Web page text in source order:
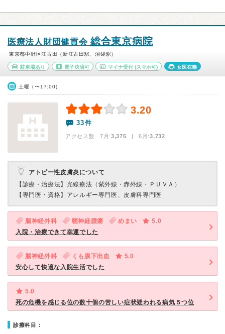
医療法人財団健貢会 総合東京病院
東京都中野区江古田（新江古田駅、沼袋駅）
駐車場あり 電子決済可 マイナ受付 (スマホ可) 女医在籍
土曜（〜17:00）
3.20
33件
アクセス数 7月:3,375 | 6月:3,732
アトピー性皮膚炎について
【診療・治療法】 光線療法（紫外線・赤外線・ＰＵＶＡ）
【専門医・資格】 アレルギー専門医、皮膚科専門医
脳神経外科 聴神経腫瘍 めまい
5.0
入院・治療できて幸運でした
脳神経外科 くも膜下出血
5.0
安心して快適な入院生活でした
5.0
死の危機を感じる位の数十個の苦しい症状疑われる病気５つ位
診療科目：